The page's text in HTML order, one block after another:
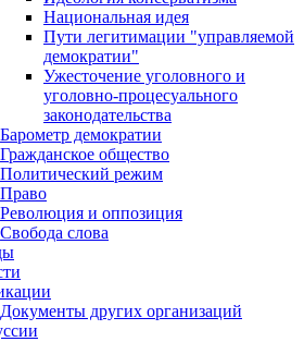
Национальная идея
Пути легитимации "управляемой
демократии"
Ужесточение уголовного и
уголовно-процесуального
законодательства
Барометр демократии
Гражданское общество
Политический режим
Право
Революция и оппозиция
Свобода слова
Документы других организаций